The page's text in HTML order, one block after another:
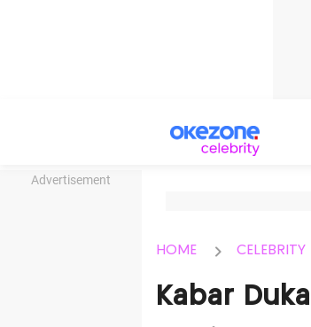
Advertisement
HOME CELEBRITY
Kabar